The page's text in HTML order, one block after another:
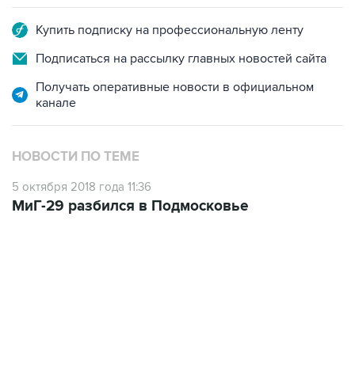
Купить подписку на профессиональную ленту
Подписаться на рассылку главных новостей сайта
Получать оперативные новости в официальном
канале
НОВОСТИ ПО ТЕМЕ
5 октября 2018 года 11:36
МиГ-29 разбился в Подмосковье